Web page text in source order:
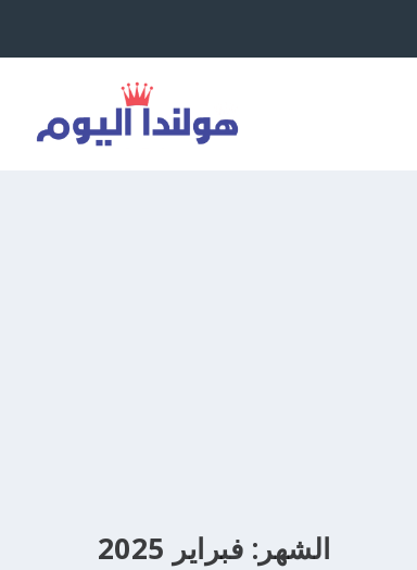
الشهر: فبراير 2025